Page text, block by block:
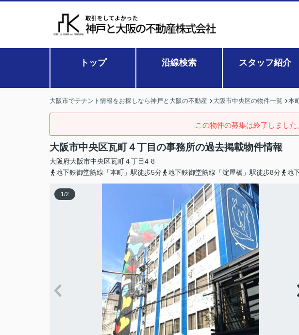
トップ 沿線検索 スタッフ紹介
大阪市でテナント情報をお探しなら神戸と大阪の不動産 大阪市中央区の物件一覧 本
この物件の募集は終了しました
大阪市中央区瓦町４丁目の事務所の過去掲載物件情報
大阪府大阪市中央区瓦町４丁目4-8
地下鉄御堂筋線「本町」駅徒歩5分
地下鉄御堂筋線「淀屋橋」駅徒歩8分 地
1/2